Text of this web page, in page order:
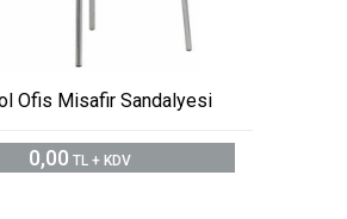
Ofis Misafir Sandalyesi
0,00 TL + KDV